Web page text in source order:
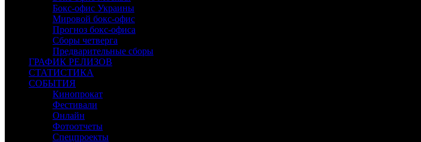
Бокс-офис Украины
Мировой бокс-офис
Прогноз бокс-офиса
Сборы четверга
Предварительные сборы
ГРАФИК РЕЛИЗОВ
СТАТИСТИКА
СОБЫТИЯ
Кинопрокат
Фестивали
Онлайн
Фотоотчеты
Спецпроекты